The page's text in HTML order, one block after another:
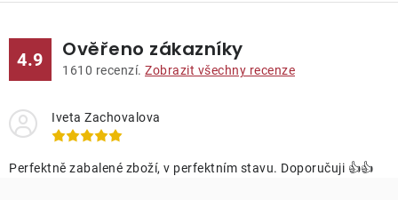
4.9 Ověřeno zákazníky
1610 recenzí. Zobrazit všechny recenze
Iveta Zachovalova
Perfektně zabalené zboží, v perfektním stavu. Doporučuji 👍👍